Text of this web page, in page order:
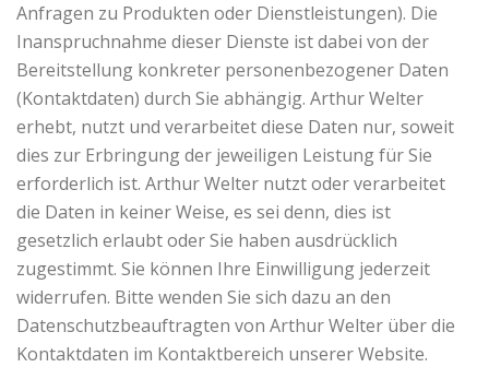
Anfragen zu Produkten oder Dienstleistungen). Die
Inanspruchnahme dieser Dienste ist dabei von der
Bereitstellung konkreter personenbezogener Daten
(Kontaktdaten) durch Sie abhängig. Arthur Welter
erhebt, nutzt und verarbeitet diese Daten nur, soweit
dies zur Erbringung der jeweiligen Leistung für Sie
erforderlich ist. Arthur Welter nutzt oder verarbeitet
die Daten in keiner Weise, es sei denn, dies ist
gesetzlich erlaubt oder Sie haben ausdrücklich
zugestimmt. Sie können Ihre Einwilligung jederzeit
widerrufen. Bitte wenden Sie sich dazu an den
Datenschutzbeauftragten von Arthur Welter über die
Kontaktdaten im Kontaktbereich unserer Website.